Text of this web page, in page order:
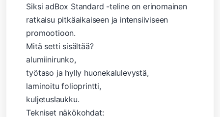
Siksi adBox Standard -teline on erinomainen
ratkaisu pitkäaikaiseen ja intensiiviseen
promootioon.
Mitä setti sisältää?
alumiinirunko,
työtaso ja hylly huonekalulevystä,
laminoitu folioprintti,
kuljetuslaukku.
Tekniset näkökohdat: